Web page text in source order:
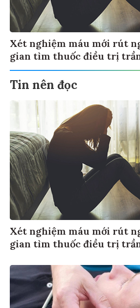
Xét nghiệm máu mới rút
gian tìm thuốc điều trị
Tin nên đọc
Xét nghiệm máu mới rút
gian tìm thuốc điều trị